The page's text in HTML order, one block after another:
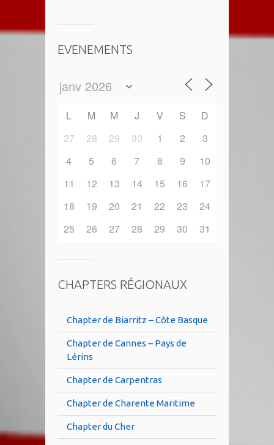
EVENEMENTS
L M M J V S
D
27
28 29 30 1 2
3
4
5 6 7 8 9
10
11
12 13 14 15 16
17
18
19 20 21 22 23
24
25
26 27 28 29 30 31
CHAPTERS RÉGIONAUX
Chapter de Biarritz – Côte Basque
Chapter de Cannes – Pays de
Lérins
Chapter de Carpentras
Chapter de Charente Maritime
Chapter du Cher